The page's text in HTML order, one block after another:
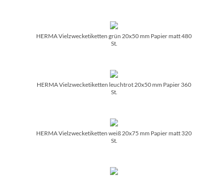
HERMA Vielzwecketiketten grün 20x50 mm Papier matt 480
St.
HERMA Vielzwecketiketten leuchtrot 20x50 mm Papier 360
St.
HERMA Vielzwecketiketten weiß 20x75 mm Papier matt 320
St.